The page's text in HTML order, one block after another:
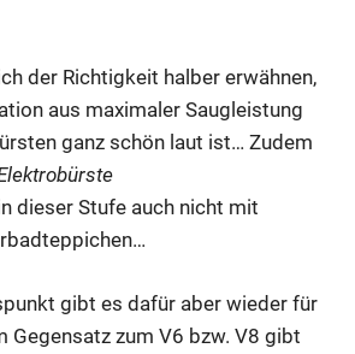
der Richtigkeit halber erwähnen,
aus maximaler Saugleistung
ganz schön laut ist… Zudem
dieser Stufe auch nicht mit
gibt es dafür aber wieder für
Gegensatz zum V6 bzw. V8 gibt